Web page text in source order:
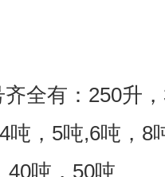
全有： 250升，
吨， 5吨,6吨， 8
40吨， 50吨